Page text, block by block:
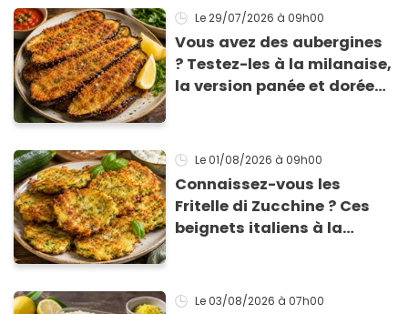
Le 29/07/2026 à 09h00
Vous avez des aubergines
? Testez-les à la milanaise,
la version panée et dorée
Le 01/08/2026 à 09h00
Connaissez-vous les
Fritelle di Zucchine ? Ces
beignets italiens à la
Le 03/08/2026 à 07h00